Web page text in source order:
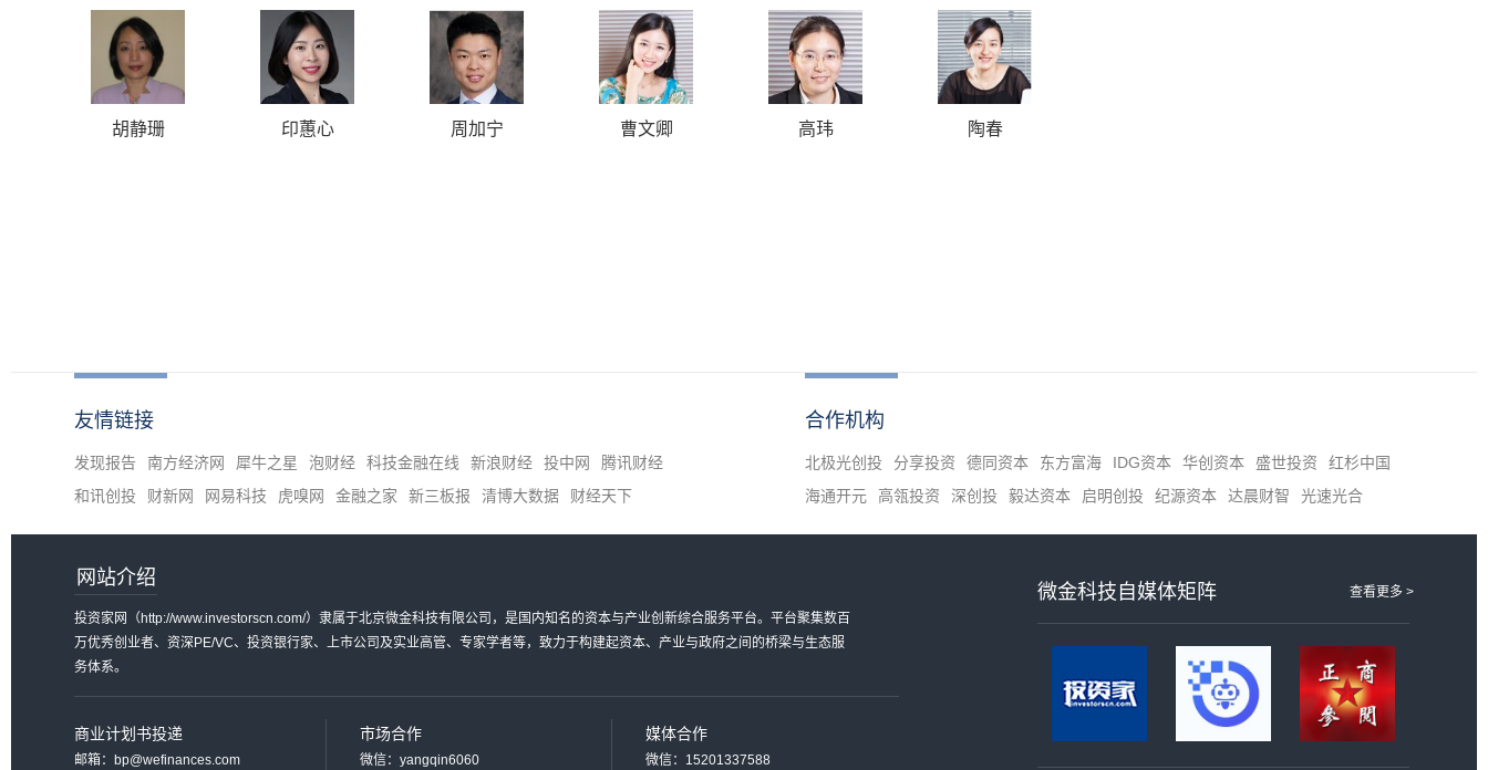
胡静珊 印蕙心 周加宁 曹文卿 高玮 陶春
友情链接
发现报告 南方经济网 犀牛之星 泡财经 科技金融在线 新浪财经 投中网
腾讯财经
和讯创投
财新网 网易科技 虎嗅网 金融之家 新三板报 清博大数据 财经天下
合作机构
北极光创投 分享投资 德同资本 东方富海 IDG资本 华创资本 盛世投资
红杉中国
海通开元
高瓴投资 深创投 毅达资本 启明创投 纪源资本 达晨财智 光速光合
网站介绍
投资家网（http://www.investorscn.com/）隶属于北京微金科技有限公司，是国内知名的资本与产业创新综合服务平台。平台聚集数百
万优秀创业者、资深PE/VC、投资银行家、上市公司及实业高管、专家学者等，致力于构建起资本、产业与政府之间的桥梁与生态服
务体系。
商业计划书投递
邮箱：bp@wefinances.com
市场合作
微信：yangqin6060
媒体合作
微信：15201337588
查看更多 >
微金科技自媒体矩阵